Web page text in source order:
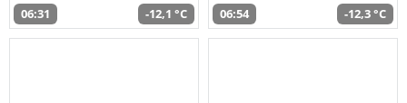
06:31 -12,1 °C 06:54 -12,3 °C